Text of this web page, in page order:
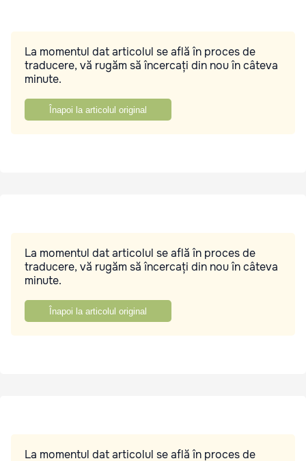
La momentul dat articolul se află în proces de
traducere, vă rugăm să încercați din nou în câteva
minute.
Înapoi la articolul original
La momentul dat articolul se află în proces de
traducere, vă rugăm să încercați din nou în câteva
minute.
Înapoi la articolul original
La momentul dat articolul se află în proces de